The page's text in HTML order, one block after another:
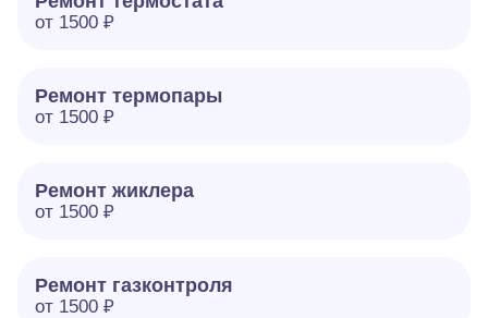
от 1500 ₽
Ремонт термопары
от 1500 ₽
Ремонт жиклера
от 1500 ₽
Ремонт газконтроля
от 1500 ₽